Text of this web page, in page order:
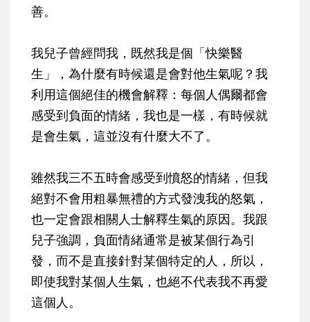
善。
我兒子曾經問我，既然我是個「快樂醫
生」，為什麼有時候還是會對他生氣呢？我
利用這個絕佳的機會解釋：每個人偶爾都會
感受到負面的情緒，我也是一樣，有時候就
是會生氣，這並沒有什麼大不了。
雖然我三不五時會感受到憤怒的情緒，但我
絕對不會用粗暴無禮的方式發洩我的怒氣，
也一定會跟相關人士解釋生氣的原因。我跟
兒子強調，負面情緒通常是被某個行為引
發，而不是直接針對某個特定的人，所以，
即使我對某個人生氣，也絕不代表我不再愛
這個人。